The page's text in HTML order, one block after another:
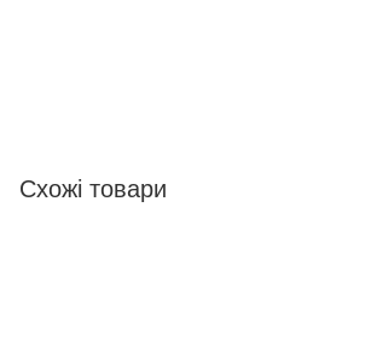
Схожі товари